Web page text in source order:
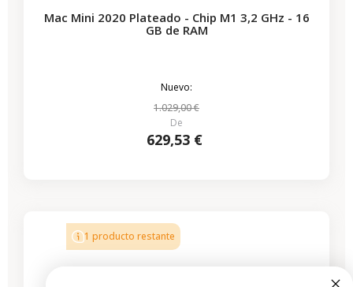
Mac Mini 2020 Plateado - Chip M1 3,2 GHz - 16
GB de RAM
Nuevo:
1.029,00 €
De
629,53 €
1 producto restante